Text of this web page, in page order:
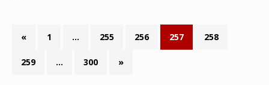
« 1 … 255 256 257 258
259 … 300 »